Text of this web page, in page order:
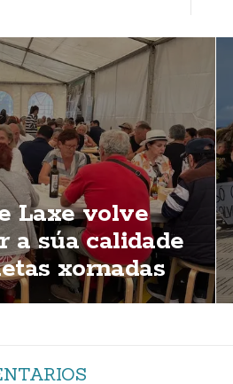
Laxe volve
a súa calidade
xornadas